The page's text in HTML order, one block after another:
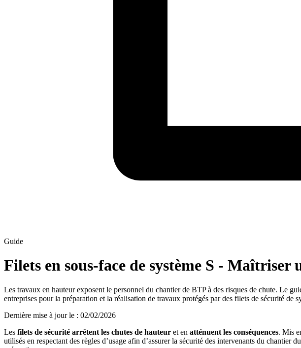
Guide
Filets en sous-face de système S -
Les travaux en hauteur exposent le personnel du chantier de BTP à des risques de chute. Le
entreprises pour la préparation et la réalisation de travaux protégés par des filets de sécurité de
Dernière mise à jour le : 02/02/2026
Les filets de sécurité arrêtent les chutes de hauteur et en atténuent les consé­quences. Mis
utilisés en respectant des règles d’usage afin d’assurer la sécurité des intervenants du